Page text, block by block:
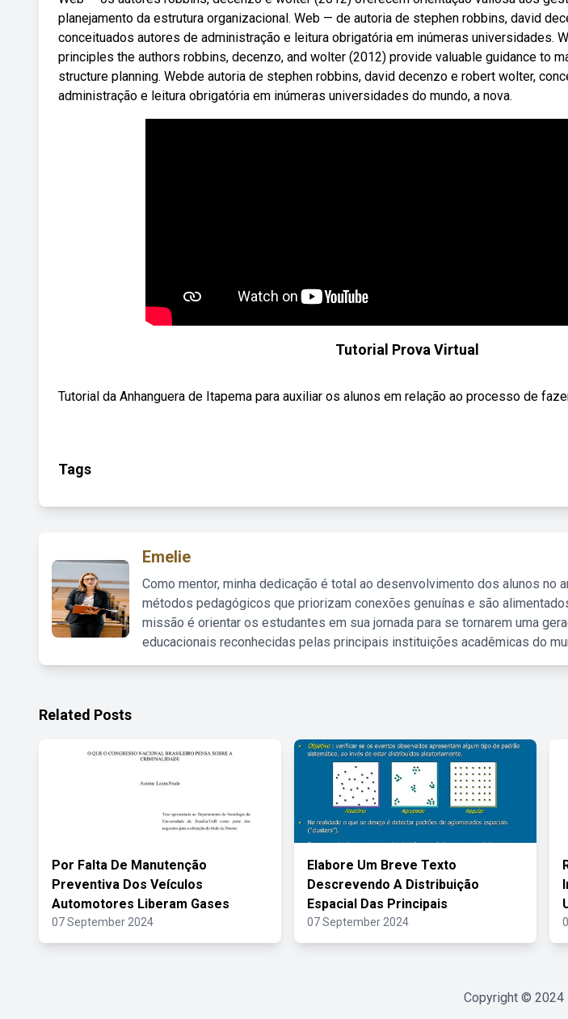
planejamento da estrutura organizacional. Web — de autoria de stephen robbins, david
conceituados autores de administração e leitura obrigatória em inúmeras universidades.
principles the authors robbins, decenzo, and wolter (2012) provide valuable guidance to
structure planning. Webde autoria de stephen robbins, david decenzo e robert wolter,
administração e leitura obrigatória em inúmeras universidades do mundo, a nova.
Tutorial Prova Virtual
Tutorial da Anhanguera de Itapema para auxiliar os alunos em relação ao processo de
Tags
Emelie
Como mentor, minha dedicação é total ao desenvolvimento dos alunos no
métodos pedagógicos que priorizam conexões genuínas e são
missão é orientar os estudantes em sua jornada para se tornarem uma
educacionais reconhecidas pelas principais instituições acadêmicas do
Related Posts
Por Falta De Manutenção
Preventiva Dos Veículos
Automotores Liberam Gases
07 September 2024
Elabore Um Breve Texto
Descrevendo A Distribuição
Espacial Das Principais
07 September 2024
Copyright © 2024